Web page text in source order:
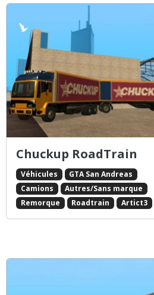
Chuckup RoadTrain
Véhicules
GTA San Andreas
Camions
Autres/Sans marque
Remorque
Roadtrain Artict3